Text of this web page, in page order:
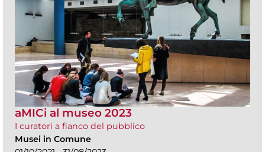
aMICi al museo 2023
I curatori a fianco del pubblico
Musei in Comune